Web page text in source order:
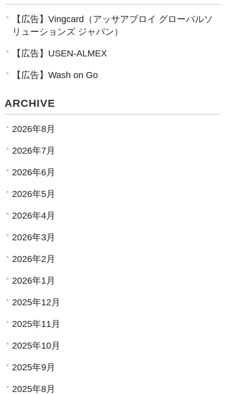
【広告】Vingcard（アッサアブロイ グローバルソ
リューションズ ジャパン）
【広告】USEN-ALMEX
【広告】Wash on Go
ARCHIVE
2026年8月
2026年7月
2026年6月
2026年5月
2026年4月
2026年3月
2026年2月
2026年1月
2025年12月
2025年11月
2025年10月
2025年9月
2025年8月